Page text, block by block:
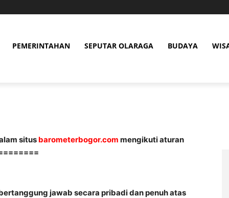
PEMERINTAHAN SEPUTAR OLARAGA BUDAYA
situs barometerbogor.com mengikuti aturan
jawab secara pribadi dan penuh atas